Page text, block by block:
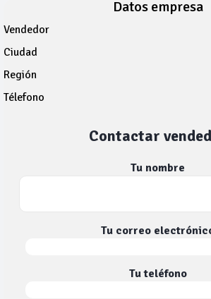
Datos empresa
Vendedor
Ciudad
Región
Télefono
Contactar
Tu nombre
Tu correo
Tu teléfono